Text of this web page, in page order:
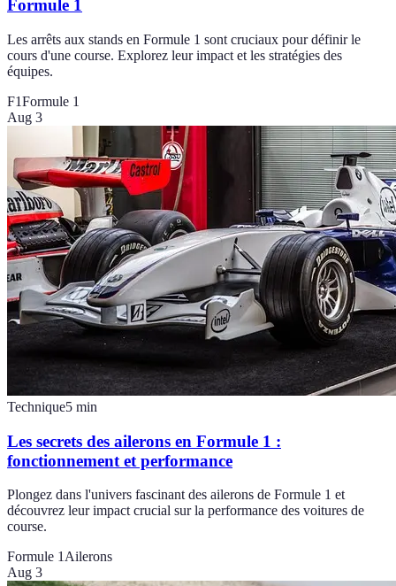
Formule 1
Les arrêts aux stands en Formule 1 sont cruciaux pour définir le
cours d'une course. Explorez leur impact et les stratégies des
équipes.
F1Formule 1
Aug 3
Technique5 min
Les secrets des ailerons en Formule 1 :
fonctionnement et performance
Plongez dans l'univers fascinant des ailerons de Formule 1 et
découvrez leur impact crucial sur la performance des voitures de
course.
Formule 1Ailerons
Aug 3